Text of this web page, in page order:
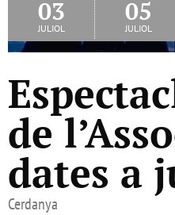
03
juliol 05
juliol
de
dates a
Cerdanya